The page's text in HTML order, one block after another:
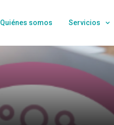
Quiénes somos Servicios